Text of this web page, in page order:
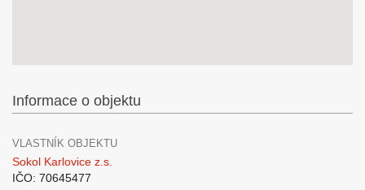
Informace o objektu
VLASTNÍK OBJEKTU
Sokol Karlovice z.s.
IČO: 70645477